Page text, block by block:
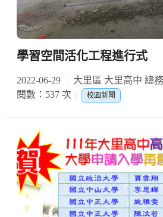
學習空間活化工程進行式
2022-06-29 大里區 大里高中 總
閱數：537 次
校園新聞